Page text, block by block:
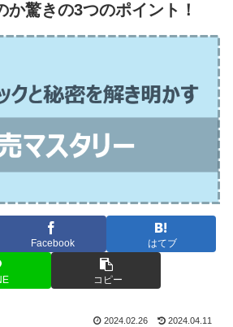
か驚きの3つのポイント！
Facebook はてブ
コピー
2024.02.26 2024.04.11